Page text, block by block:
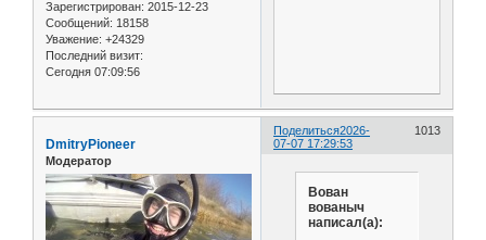
Зарегистрирован: 2015-12-23
Сообщений: 18158
Уважение: +24329
Последний визит:
Сегодня 07:09:56
Поделиться 1013
2026-
07-07 17:29:53
DmitryPioneer
Модератор
Вован
вованыч
написал(а):